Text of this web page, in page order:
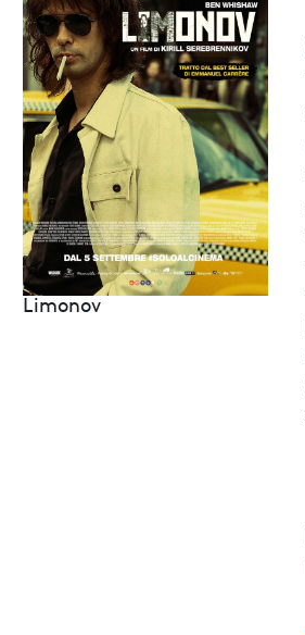
Limonov